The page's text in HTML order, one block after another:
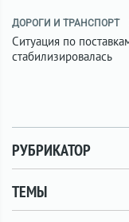
ДОРОГИ И ТРАНСПОРТ
Ситуация по
стабилизировалась
РУБРИКАТОР
ТЕМЫ